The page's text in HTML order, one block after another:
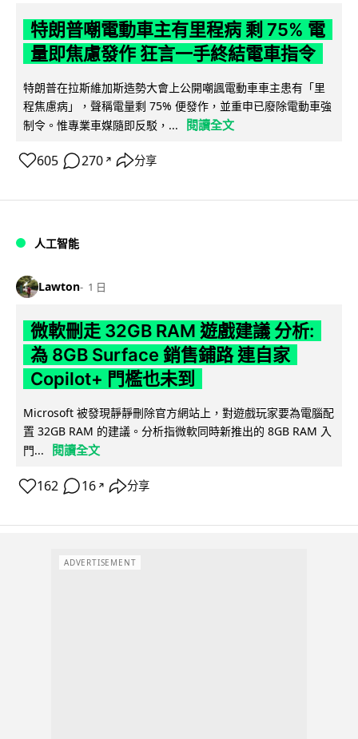
特朗普嘲電動車主有里程病 剩 75% 電
量即焦慮發作 狂言一手終結電車指令
特朗普在拉斯維加斯造勢大會上公開嘲諷電動車車主患有「里
程焦慮病」，聲稱電量剩 75% 便發作，並重申已廢除電動車強
制令。惟專業車媒隨即反駁，...
閱讀全文
605 270 ↗ 分享
人工智能
Lawton 1 日
微軟刪走 32GB RAM 遊戲建議 分析:
為 8GB Surface 銷售鋪路 連自家
Copilot+ 門檻也未到
Microsoft 被發現靜靜刪除官方網站上，對遊戲玩家要為電腦配
置 32GB RAM 的建議。分析指微軟同時新推出的 8GB RAM 入
門...
閱讀全文
162 16 ↗ 分享
ADVERTISEMENT